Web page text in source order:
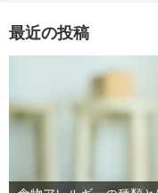
最近の投稿